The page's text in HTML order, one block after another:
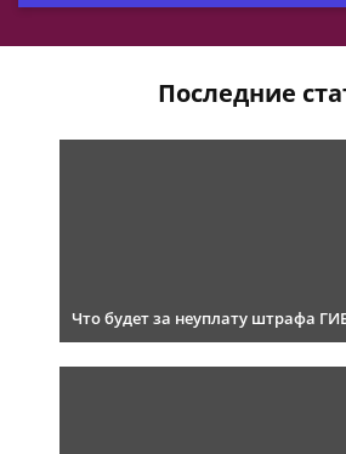
Последние
Что будет за неуплату штрафа